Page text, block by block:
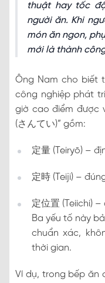
thuật hay tốc
người ăn. Khi
món ăn ngon,
mới là thành
Ông Nam cho biết
công nghiệp phát
giờ cao điểm được
(さんてい)” gồm:
定量 (Teiryō) –
定時 (Teiji) –
定位置 (Teiichi)
Ba yếu tố này
chuẩn xác,
thời gian.
Ví dụ, trong bếp ăn